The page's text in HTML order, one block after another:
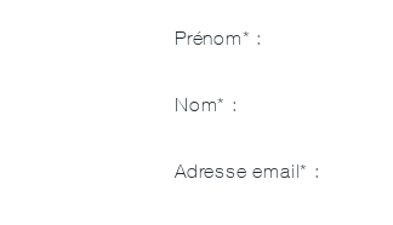
Prénom* :
Nom* :
Adresse email* :